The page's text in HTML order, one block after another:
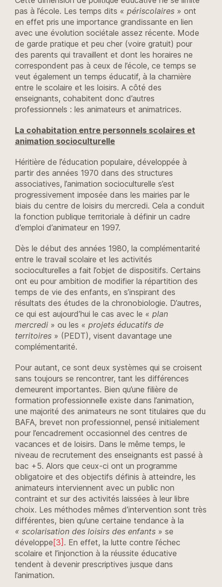
pas à l’école. Les temps dits « périscolaires » ont
en effet pris une importance grandissante en lien
avec une évolution sociétale assez récente. Mode
de garde pratique et peu cher (voire gratuit) pour
des parents qui travaillent et dont les horaires ne
correspondent pas à ceux de l’école, ce temps se
veut également un temps éducatif, à la charnière
entre le scolaire et les loisirs. A côté des
enseignants, cohabitent donc d’autres
professionnels : les animateurs et animatrices.
La cohabitation entre personnels scolaires et
animation socioculturelle
Héritière de l’éducation populaire, développée à
partir des années 1970 dans des structures
associatives, l’animation socioculturelle s’est
progressivement imposée dans les mairies par le
biais du centre de loisirs du mercredi. Cela a conduit
la fonction publique territoriale à définir un cadre
d’emploi d’animateur en 1997.
Dès le début des années 1980, la complémentarité
entre le travail scolaire et les activités
socioculturelles a fait l’objet de dispositifs. Certains
ont eu pour ambition de modifier la répartition des
temps de vie des enfants, en s’inspirant des
résultats des études de la chronobiologie. D’autres,
ce qui est aujourd’hui le cas avec le « plan
mercredi » ou les « projets éducatifs de
territoires » (PEDT), visent davantage une
complémentarité.
Pour autant, ce sont deux systèmes qui se croisent
sans toujours se rencontrer, tant les différences
demeurent importantes. Bien qu’une filière de
formation professionnelle existe dans l’animation,
une majorité des animateurs ne sont titulaires que du
BAFA, brevet non professionnel, pensé initialement
pour l’encadrement occasionnel des centres de
vacances et de loisirs. Dans le même temps, le
niveau de recrutement des enseignants est passé à
bac +5. Alors que ceux-ci ont un programme
obligatoire et des objectifs définis à atteindre, les
animateurs interviennent avec un public non
contraint et sur des activités laissées à leur libre
choix. Les méthodes mêmes d’intervention sont très
différentes, bien qu’une certaine tendance à la
« scolarisation des loisirs des enfants » se
développe[3] . En effet, la lutte contre l’échec
scolaire et l’injonction à la réussite éducative
tendent à devenir prescriptives jusque dans
l’animation.